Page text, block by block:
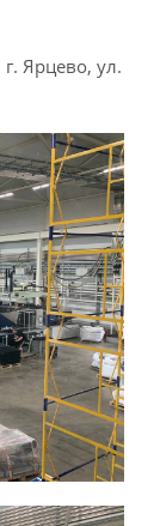
Ярцево, ул.